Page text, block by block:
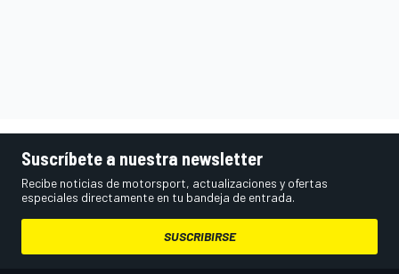
Suscríbete a nuestra newsletter
Recibe noticias de motorsport, actualizaciones y ofertas
especiales directamente en tu bandeja de entrada.
SUSCRIBIRSE